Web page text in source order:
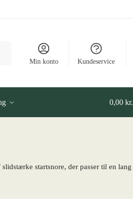
Min konto Kundeservice
0,00 kr.
startsnore, der passer til en lang